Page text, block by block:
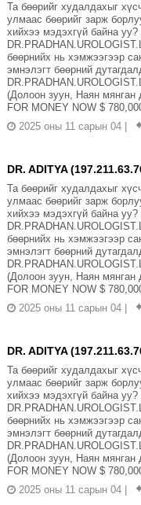
Та бөөрийг худалдахыг
улмаас бөөрийг зарж
хийхээ мэдэхгүй байна
бөөрнийх нь хэмжээгээр
эмнэлэгт бөөрний
(Долоон зуун, Наян мянган
FOR MONEY NOW $
2025 оны 11 сарын 04
DR. ADITYA
Та бөөрийг худалдахыг
улмаас бөөрийг зарж
хийхээ мэдэхгүй байна
бөөрнийх нь хэмжээгээр
эмнэлэгт бөөрний
(Долоон зуун, Наян мянган
FOR MONEY NOW $
2025 оны 11 сарын 04
DR. ADITYA
Та бөөрийг худалдахыг
улмаас бөөрийг зарж
хийхээ мэдэхгүй байна
бөөрнийх нь хэмжээгээр
эмнэлэгт бөөрний
(Долоон зуун, Наян мянган
FOR MONEY NOW $
2025 оны 11 сарын 04